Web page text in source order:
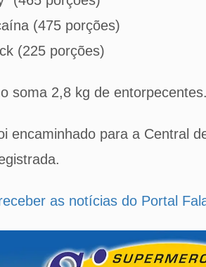
(475 porções)
(225 porções)
soma 2,8 kg de entorpecentes.
encaminhado para a Central
as notícias do Portal